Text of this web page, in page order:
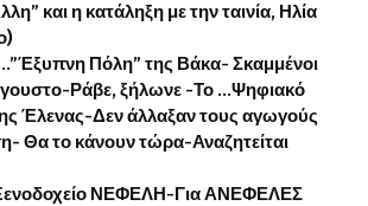
και η κατάληξη με την ταινία, Ηλία
Πόλη” της Βάκα- Σκαμμένοι
Ράβε, ξήλωνε -Το …Ψηφιακό
Έλενας-Δεν άλλαξαν τους αγωγούς
Θα το κάνουν τώρα-Αναζητείται
ΝΕΦΕΛΗ-Για ΑΝΕΦΕΛΕΣ